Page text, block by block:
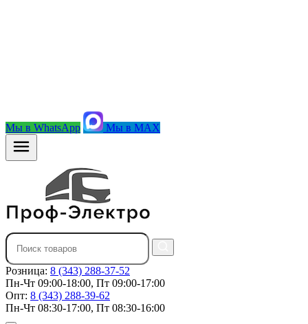
Мы в WhatsApp Мы в MAX
Розница: 8 (343) 288-37-52
Пн-Чт 09:00-18:00, Пт 09:00-17:00
Опт: 8 (343) 288-39-62
Пн-Чт 08:30-17:00, Пт 08:30-16:00